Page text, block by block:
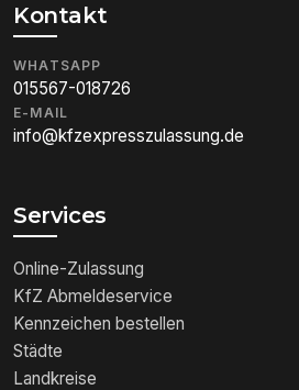
Kontakt
WHATSAPP
015567-018726
E-MAIL
info@kfzexpresszulassung.de
Services
Online-Zulassung
KfZ Abmeldeservice
Kennzeichen bestellen
Städte
Landkreise